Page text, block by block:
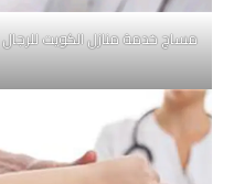
مساج خدمة منازل الكويت للرجال